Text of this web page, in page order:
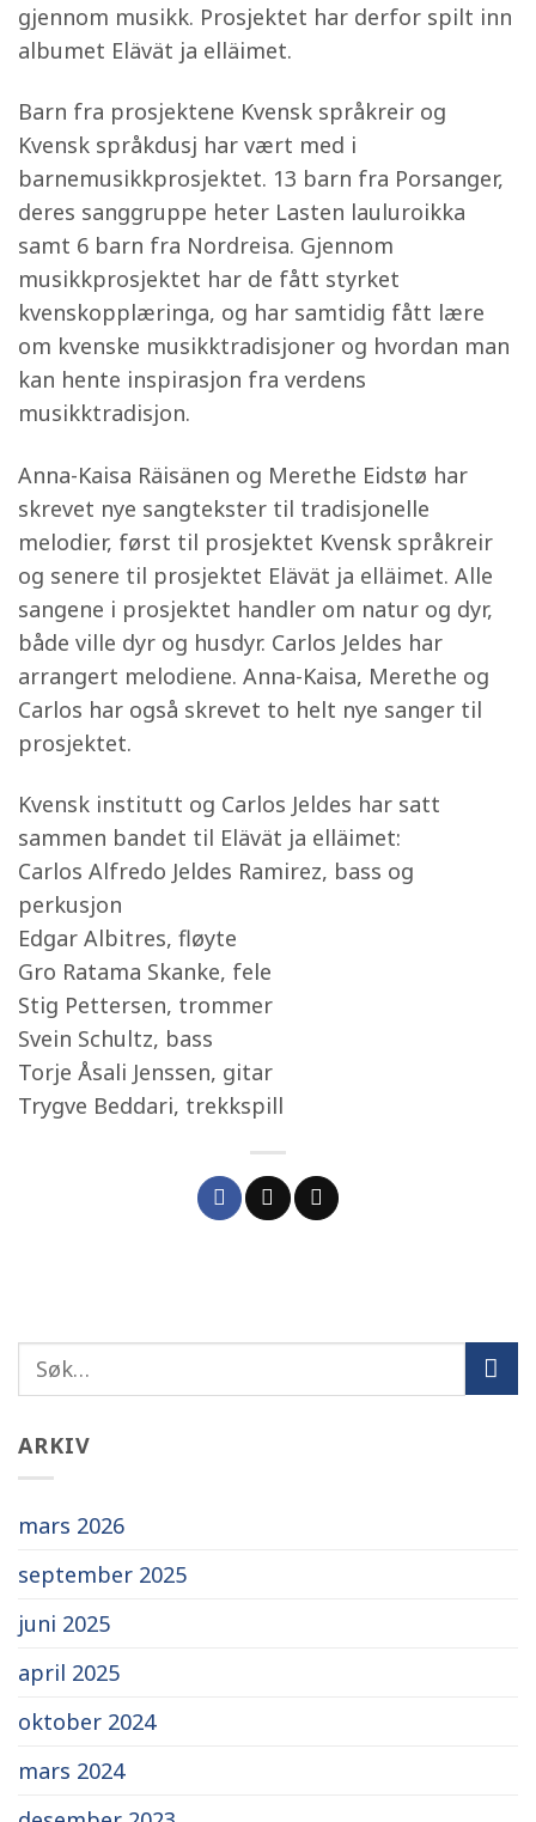
gjennom musikk. Prosjektet har derfor spilt inn
albumet Elävät ja elläimet.
Barn fra prosjektene Kvensk språkreir og
Kvensk språkdusj har vært med i
barnemusikkprosjektet. 13 barn fra Porsanger,
deres sanggruppe heter Lasten lauluroikka
samt 6 barn fra Nordreisa. Gjennom
musikkprosjektet har de fått styrket
kvenskopplæringa, og har samtidig fått lære
om kvenske musikktradisjoner og hvordan man
kan hente inspirasjon fra verdens
musikktradisjon.
Anna-Kaisa Räisänen og Merethe Eidstø har
skrevet nye sangtekster til tradisjonelle
melodier, først til prosjektet Kvensk språkreir
og senere til prosjektet Elävät ja elläimet. Alle
sangene i prosjektet handler om natur og dyr,
både ville dyr og husdyr. Carlos Jeldes har
arrangert melodiene. Anna-Kaisa, Merethe og
Carlos har også skrevet to helt nye sanger til
prosjektet.
Kvensk institutt og Carlos Jeldes har satt
sammen bandet til Elävät ja elläimet:
Carlos Alfredo Jeldes Ramirez, bass og
perkusjon
Edgar Albitres, fløyte
Gro Ratama Skanke, fele
Stig Pettersen, trommer
Svein Schultz, bass
Torje Åsali Jenssen, gitar
Trygve Beddari, trekkspill
ARKIV
mars 2026
september 2025
juni 2025
april 2025
oktober 2024
mars 2024